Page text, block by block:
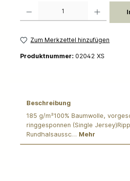
Zum Merkzettel hinzufügen
Produktnummer: 02042 XS
Beschreibung
185 g/m²100% Baumwolle,
ringgesponnen (Single
Rundhalsaussc… Mehr